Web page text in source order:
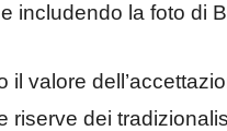
la foto di
valore
riserve dei